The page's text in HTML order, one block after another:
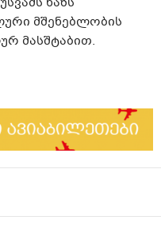
მშენებლობის
მასშტაბით.